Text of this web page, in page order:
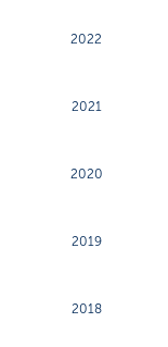
2022
2021
2020
2019
2018